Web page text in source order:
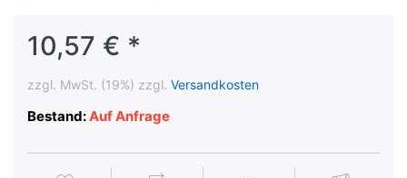
10,57 € *
zzgl. MwSt. (19%) zzgl. Versandkosten
Bestand:Auf Anfrage